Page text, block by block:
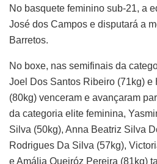
No basquete feminino sub-21, a
José dos Campos e disputará a
Barretos.
No boxe, nas semifinais da
Joel Dos Santos Ribeiro (71kg) e
(80kg) venceram e avançaram
da categoria elite feminina,
Silva (50kg), Anna Beatriz Silva
Rodrigues Da Silva (57kg),
e Amália Queiróz Pereira (81kg)